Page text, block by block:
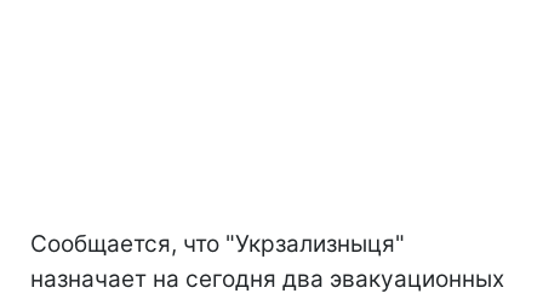
Сообщается, что "Укрзализныця"
назначает на сегодня два эвакуационных